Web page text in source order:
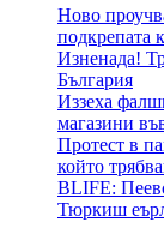
Ново
подкрепата
Изненада!
България
Иззеха
магазини
Протест в
който
BLIFE:
Тюркиш